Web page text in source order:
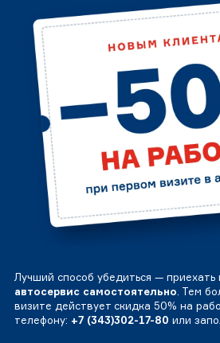
Лучший способ убедиться — приехать
автосервис самостоятельно. Тем
визите действует скидка 50% на
телефону: +7 (343)302-17-80 или